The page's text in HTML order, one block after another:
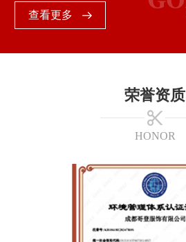
查看更多
荣誉资质
HONOR